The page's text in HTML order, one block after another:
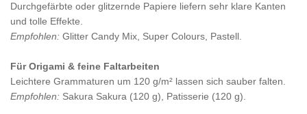
Durchgefärbte oder glitzernde Papiere liefern sehr klare Kanten
und tolle Effekte.
Empfohlen: Glitter Candy Mix, Super Colours, Pastell.
Für Origami & feine Faltarbeiten
Leichtere Grammaturen um 120 g/m² lassen sich sauber falten.
Empfohlen: Sakura Sakura (120 g), Patisserie (120 g).